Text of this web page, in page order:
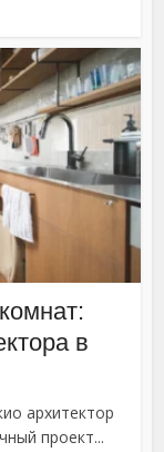
в
архитектор
проект...